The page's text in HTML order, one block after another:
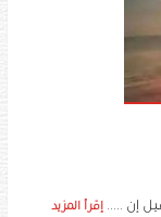
إن ..... إقرأ المزيد